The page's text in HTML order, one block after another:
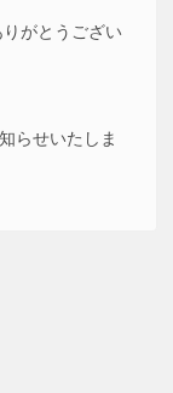
がとうござい
らせいたしま